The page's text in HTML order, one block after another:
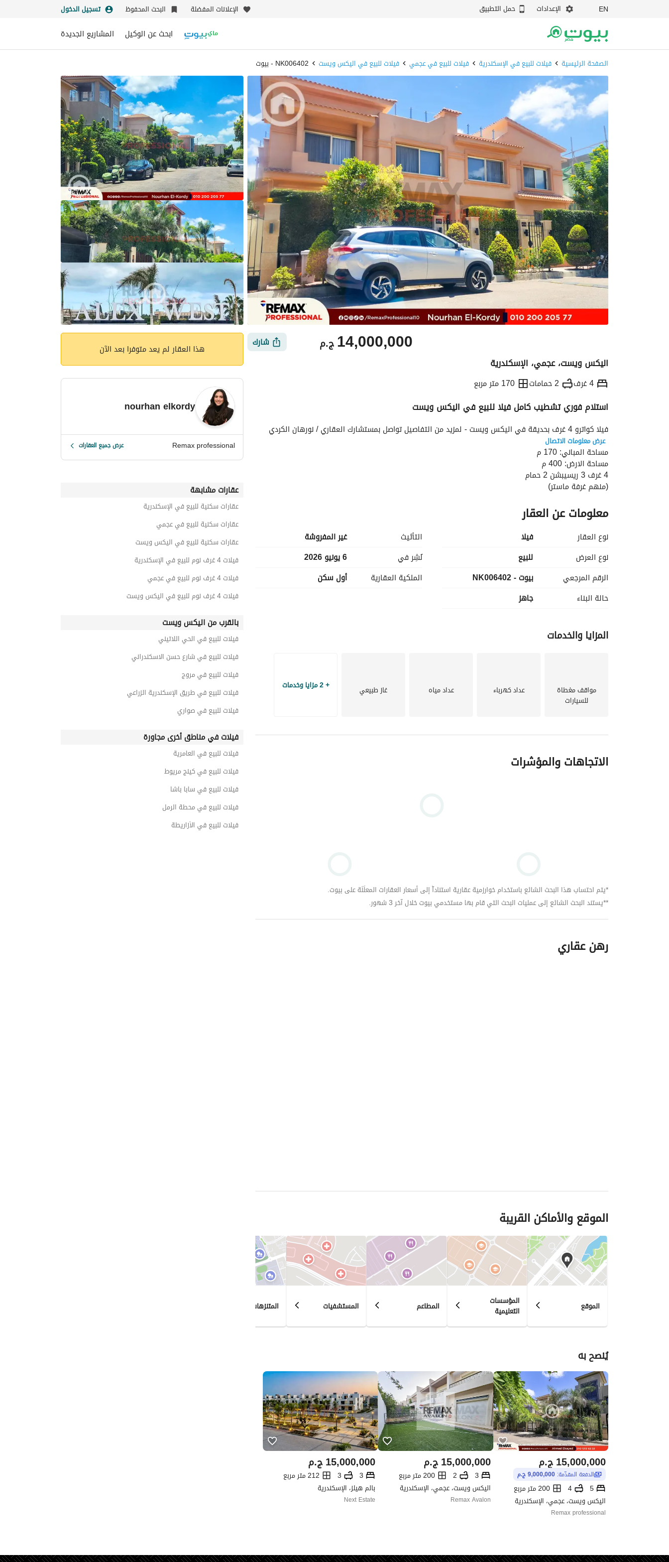
EN الإعدادات حمل التطبيق الإعلانات المفضلة البحث المحفوظ تسجيل الدخول
ابحث عن الوكيل المشاريع الجديدة
الصفحة الرئيسية فيلات للبيع في الإسكندرية فيلات للبيع في عجمي فيلات للبيع في اليكس ويست NK006402 - بيوت
ج.م14,000,000 شارك
اليكس ويست، عجمي، الإسكندرية
4 غرف 2 حمامات 170 متر مربع
التفاصيل رهن عقاري
استلام فوري تشطيب كامل فيلا للبيع في اليكس ويست
فيلا كواترو 4 غرف بحديقة في اليكس ويست - لمزيد من التفاصيل تواصل بمستشارك العقاري / نورهان الكردي
عرض معلومات الاتصال
مساحة المباني: 170 م
مساحة الارض: 400 م
4 غرف 3 ريسيبشن 2 حمام
(منهم غرفة ماستر)
تشطيب الترا لوكس
استلام فوري
فيو مفتوح
السعر الاجمالي : 14,000,000 ج كاش
الألماني - كلوب هاوس - جامعه خاصة - ملعب جولف معتمد
الكود : NK006402
فلل للبيع اليكس_ويست استثمار عقارات ريماكس بروفيشنال remax
معلومات عن العقار
نوع العقار
فیلا
نوع العرض
للبيع
الرقم المرجعي
بيوت - NK006402
حالة البناء
جاهز
التأثيث
غير المفروشة
نُشِر في
6 يونيو 2026
الملكية العقارية
أول سكن
المزايا والخدمات
مواقف مغطاة
للسيارات
عداد كهرباء عداد مياه غاز طبيعي + 2 مزايا وخدمات
الاتجاهات والمؤشرات
*يتم احتساب هذا البحث الشائع باستخدام خوارزمية عقارية استناداّ إلى أسعار العقارات المعلَنَة على بيوت.
**يستند البحث الشائع إلى عمليات البحث التي قام بها مستخدمي بيوت خلال آخر 3 شهور.
رهن عقاري
الموقع والأماكن القريبة
الموقع المؤسسات
التعليمية المطاعم المستشفيات المتنزهات
يُنصح به
ج.م15,000,000
الدفعة المقدّمة: 9,000,000 ج.م
5
4
200 متر مربع
اليكس ويست، عجمي، الإسكندرية
Remax professional
ج.م15,000,000
3
2
200 متر مربع
اليكس ويست، عجمي، الإسكندرية
Remax Avalon
ج.م15,000,000
3
3
212 متر مربع
بالم هيلز، الإسكندرية
Next Estate
هذا العقار لم يعد متوفرا بعد الآن
nourhan elkordy
Remax professional عرض جميع العقارات
عقارات مشابهة
عقارات سكنية للبيع في الإسكندرية
عقارات سكنية للبيع في عجمي
عقارات سكنية للبيع في اليكس ويست
فيلات 4 غرف نوم للبيع في الإسكندرية
فيلات 4 غرف نوم للبيع في عجمي
فيلات 4 غرف نوم للبيع في اليكس ويست
بالقرب من اليكس ويست
فيلات للبيع في الحي اللاتيني
فيلات للبيع في شارع حسن الاسكندراني
فيلات للبيع في مروج
فيلات للبيع في طريق الإسكندرية الزراعي
فيلات للبيع في صواري
فيلات في مناطق أخرى مجاورة
فيلات للبيع في العامرية
فيلات للبيع في كينج مريوط
فيلات للبيع في سابا باشا
فيلات للبيع في محطة الرمل
فيلات للبيع في الأزاريطة